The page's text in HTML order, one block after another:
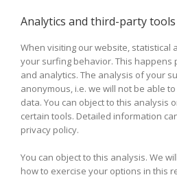
Analytics and third-party tools
When visiting our website, statistical
your surfing behavior. This happens
and analytics. The analysis of your
anonymous, i.e. we will not be able
data. You can object to this analysis
certain tools. Detailed information
privacy policy.
You can object to this analysis. We
how to exercise your options in this